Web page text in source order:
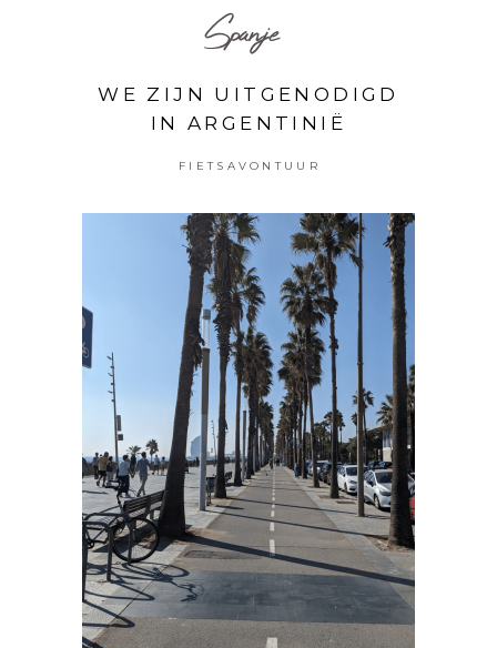
Spanje
WE ZIJN UITGENODIGD
IN ARGENTINIË
FIETSAVONTUUR